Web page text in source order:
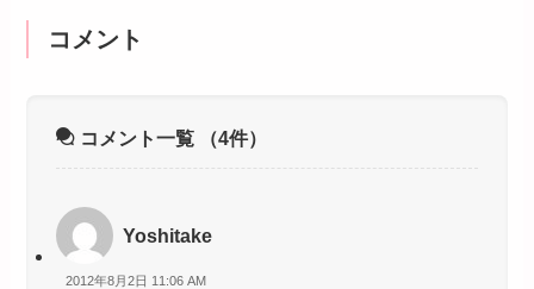
コメント
コメント一覧 （4件）
Yoshitake
2012年8月2日 11:06 AM